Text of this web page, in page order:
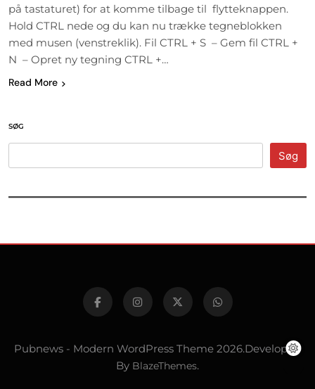
på tastaturet) for at komme tilbage til flytteknappen.
Hold CTRL nede og du kan nu trække tegneblokken
med musen (venstreklik). Fil CTRL + S – Gem fil CTRL +
N – Opret ny tegning CTRL +…
Read More
SØG
Søg
Pubnews - Modern WordPress Theme 2026.Developed
By BlazeThemes.